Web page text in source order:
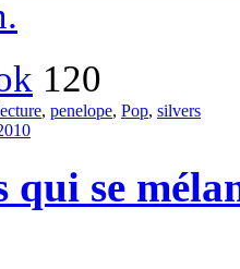
120
, penelope, Pop, silvers
qui se